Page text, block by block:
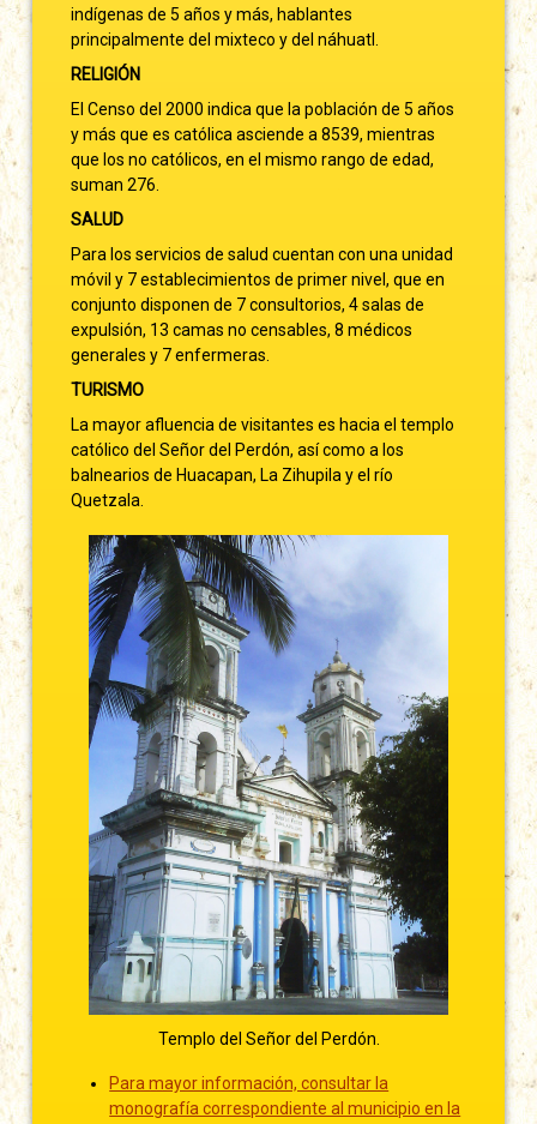
indígenas de 5 años y más, hablantes
principalmente del mixteco y del náhuatl.
RELIGIÓN
El Censo del 2000 indica que la población de 5 años
y más que es católica asciende a 8539, mientras
que los no católicos, en el mismo rango de edad,
suman 276.
SALUD
Para los servicios de salud cuentan con una unidad
móvil y 7 establecimientos de primer nivel, que en
conjunto disponen de 7 consultorios, 4 salas de
expulsión, 13 camas no censables, 8 médicos
generales y 7 enfermeras.
TURISMO
La mayor afluencia de visitantes es hacia el templo
católico del Señor del Perdón, así como a los
balnearios de Huacapan, La Zihupila y el río
Quetzala.
Templo del Señor del Perdón.
Para mayor información, consultar la
monografía correspondiente al municipio en la